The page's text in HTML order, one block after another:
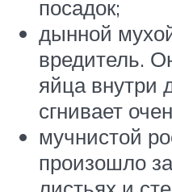
посадок;
дынной
вредитель.
яйца внутри
сгнивает
мучнистой
произошло